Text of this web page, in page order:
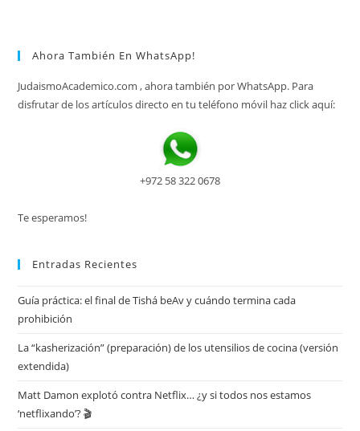
Ahora También En WhatsApp!
JudaismoAcademico.com , ahora también por WhatsApp. Para
disfrutar de los artículos directo en tu teléfono móvil haz click aquí:
+972 58 322 0678
Te esperamos!
Entradas Recientes
Guía práctica: el final de Tishá beAv y cuándo termina cada
prohibición
La “kasherización” (preparación) de los utensilios de cocina (versión
extendida)
Matt Damon explotó contra Netflix… ¿y si todos nos estamos
‘netflixando’? 🎬